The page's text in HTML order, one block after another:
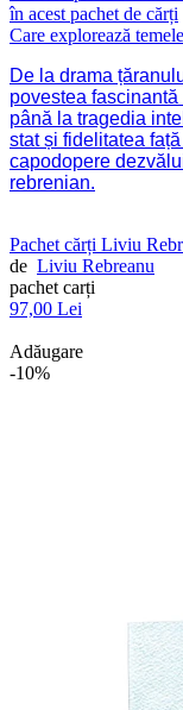
în acest pachet de cărți
Care explorează
De la drama
povestea
până la tragedia
stat și fidelitatea
capodopere
rebrenian.
Pachet cărți Liviu
de Liviu Rebreanu
pachet carți
97,00 Lei
Adăugare
-10%